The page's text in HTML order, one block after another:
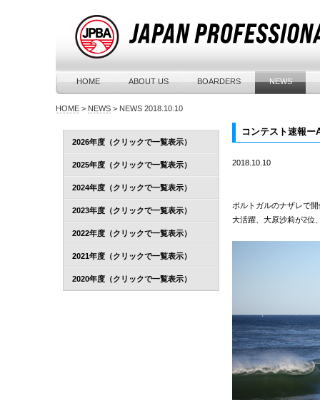
HOME ABOUT US BOARDERS NEWS
HOME> NEWS> NEWS 2018.10.10
コンテスト速報
2018.10.10
ポルトガルのナザレで
大活躍、大原沙莉が2位
2026年度（クリックで一覧表示）
2025年度（クリックで一覧表示）
2024年度（クリックで一覧表示）
2023年度（クリックで一覧表示）
2022年度（クリックで一覧表示）
2021年度（クリックで一覧表示）
2020年度（クリックで一覧表示）